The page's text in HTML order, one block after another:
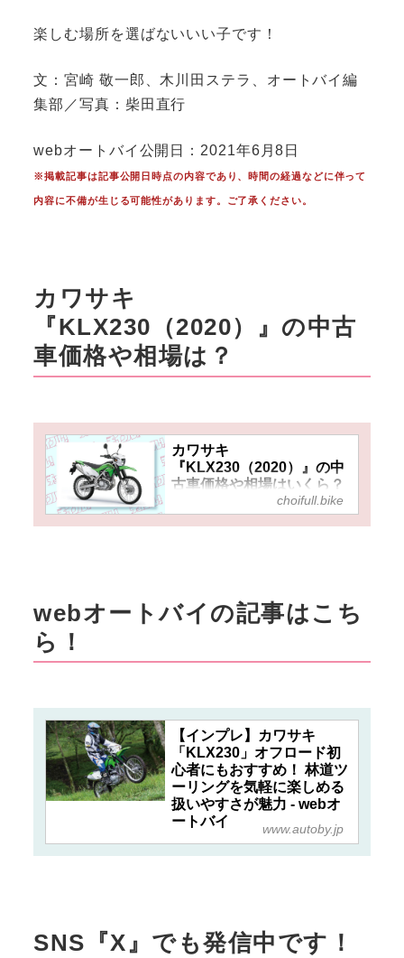
楽しむ場所を選ばないいい子です！
文：宮崎 敬一郎、木川田ステラ、オートバイ編
集部／写真：柴田直行
webオートバイ公開日：2021年6月8日
※掲載記事は記事公開日時点の内容であり、時間の経過などに伴って
内容に不備が生じる可能性があります。ご了承ください。
カワサキ
『KLX230（2020）』の中古
車価格や相場は？
カワサキ
『KLX230（2020）』の中
古車価格や相場はいくら？
低走行個体の多い高年式モ
デルでオフロード入門の選
choifull.bike
webオートバイの記事はこち
ら！
【インプレ】カワサキ
「KLX230」オフロード初
心者にもおすすめ！ 林道ツ
ーリングを気軽に楽しめる
扱いやすさが魅力 - webオ
ートバイ
www.autoby.jp
SNS『X』でも発信中です！